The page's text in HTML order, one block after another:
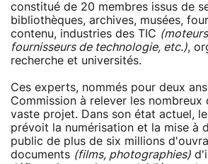
constitué de 20 membres issus de
bibliothèques, archives, musées,
contenu, industries des TIC
fournisseurs de technologie, etc.),
recherche et universités.
Ces experts, nommés pour deux
Commission à relever les nombreux
vaste projet. Dans son état actuel,
prévoit la numérisation et la mise à
public de plus de six millions
documents (films, photographies)